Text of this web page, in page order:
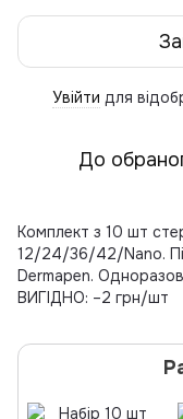
Увійти для
До
Комплект з 10 шт
12/24/36/42/Nano.
Dermapen.
ВИГІДНО: –2 грн/шт